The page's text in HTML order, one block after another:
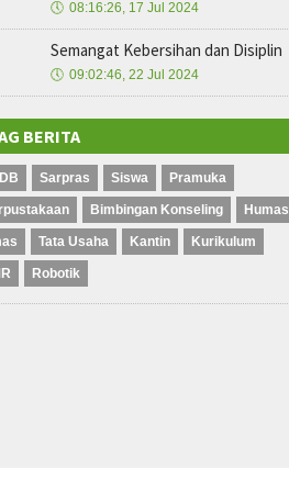
🕔 08:16:26, 17 Jul 2024
Semangat Kebersihan dan Disiplin
🕔 09:02:46, 22 Jul 2024
BERITA
Sarpras Siswa Pramuka
Bimbingan Konseling Humas
Tata Usaha Kantin Kurikulum
Robotik